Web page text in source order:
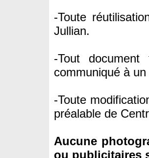
-Toute
Jullian.
-Tout
communiqué à un
-Toute
préalable de
Aucune
ou publicitaires